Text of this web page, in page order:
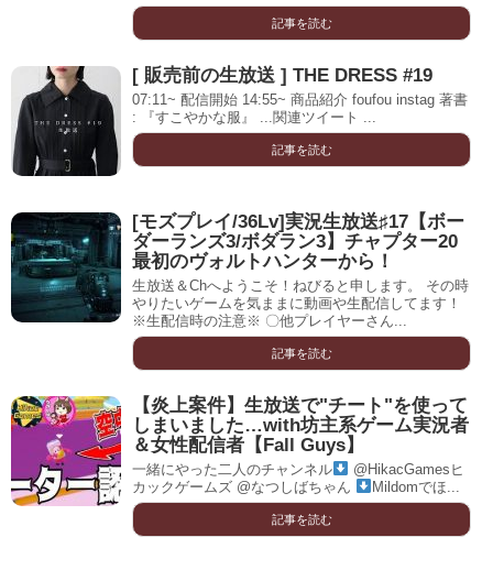
記事を読む
[ 販売前の生放送 ] THE DRESS #19
07:11~ 配信開始 14:55~ 商品紹介 foufou instag 著書
: 『すこやかな服』 ...関連ツイート ...
記事を読む
[モズプレイ/36Lv]実況生放送♯17【ボー
ダーランズ3/ボダラン3】チャプター20
最初のヴォルトハンターから！
生放送＆Chへようこそ！ねびると申します。 その時
やりたいゲームを気ままに動画や生配信してます！
※生配信時の注意※ 〇他プレイヤーさん...
記事を読む
【炎上案件】生放送で"チート"を使って
しまいました…with坊主系ゲーム実況者
＆女性配信者【Fall Guys】
一緒にやった二人のチャンネル
@HikacGamesヒ
カックゲームズ @なつしばちゃん
Mildomでほ...
記事を読む